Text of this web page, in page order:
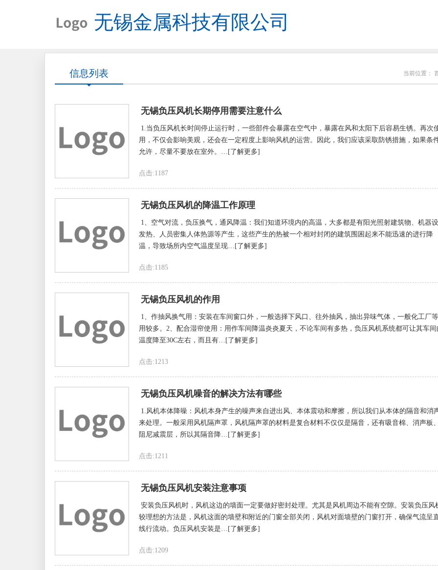
无锡金属科技有限公司
信息列表 当前位置：
无锡负压风机长期停用需要注意什么
1.当负压风机长时间停止运行时，一些部件会暴露在空气中，暴露在风和太阳下后容易生锈。再次
用，不仅会影响美观，还会在一定程度上影响风机的运营。因此，我们应该采取防锈措施，如果条
允许，尽量不要放在室外。…[了解更多]
点击:1187
无锡负压风机的降温工作原理
1、空气对流，负压换气，通风降温：我们知道环境内的高温，大多都是有阳光照射建筑物、机器
发热、人员密集人体热源等产生，这些产生的热被一个相对封闭的建筑围困起来不能迅速的进行降
温，导致场所内空气温度呈现…[了解更多]
点击:1185
无锡负压风机的作用
1、作抽风换气用：安装在车间窗口外，一般选择下风口、往外抽风，抽出异味气体，一般化工厂
用较多。2、配合湿帘使用：用作车间降温炎炎夏天，不论车间有多热，负压风机系统都可让其车间
温度降至30C左右，而且有…[了解更多]
点击:1213
无锡负压风机噪音的解决方法有哪些
1.风机本体降噪：风机本身产生的噪声来自进出风、本体震动和摩擦，所以我们从本体的隔音和消
来处理。一般采用风机隔声罩，风机隔声罩的材料是复合材料不仅仅是隔音，还有吸音棉、消声板、
阻尼减震层，所以其隔音降…[了解更多]
点击:1211
无锡负压风机安装注意事项
安装负压风机时，风机这边的墙面一定要做好密封处理。尤其是风机周边不能有空隙。安装负压风
较理想的方法是，风机这面的墙壁和附近的门窗全部关闭，风机对面墙壁的门窗打开，确保气流呈
线行流动。负压风机安装是…[了解更多]
点击:1209